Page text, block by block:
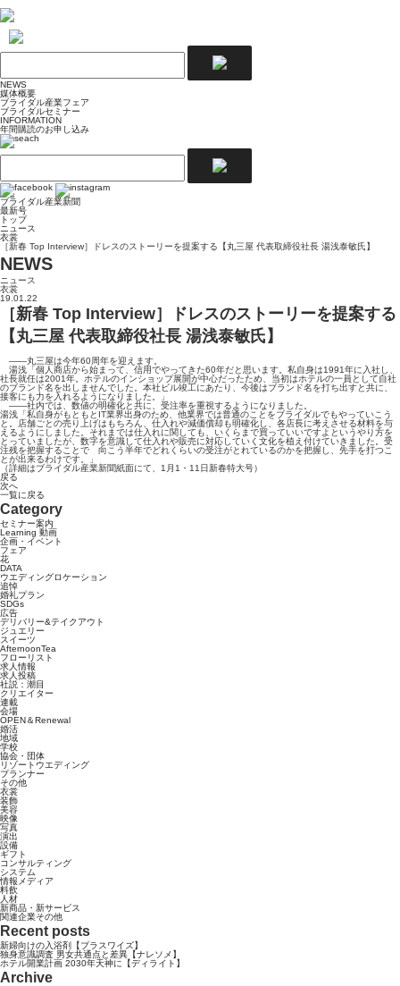
NEWS
媒体概要
ブライダル産業フェア
ブライダルセミナー
INFORMATION
年間購読のお申し込み
ブライダル産業新聞
最新号
トップ
ニュース
衣裳
［新春 Top Interview］ドレスのストーリーを提案する【丸三屋 代表取締役社長 湯浅泰敏氏】
NEWS
ニュース
衣裳
19.01.22
［新春 Top Interview］ドレスのストーリーを提案する
【丸三屋 代表取締役社長 湯浅泰敏氏】
――丸三屋は今年60周年を迎えます。
湯浅「個人商店から始まって、信用でやってきた60年だと思います。私自身は1991年に入社し、
社長就任は2001年。ホテルのインショップ展開が中心だったため、当初はホテルの一員として自社
のブランド名を出しませんでした。本社ビル竣工にあたり、今後はブランド名を打ち出すと共に、
接客にも力を入れるようになりました。」
――社内では、数値の明確化と共に、受注率を重視するようになりました。
湯浅「私自身がもともとIT業界出身のため、他業界では普通のことをブライダルでもやっていこう
と。店舗ごとの売り上げはもちろん、仕入れや減価償却も明確化し、各店長に考えさせる材料を与
えるようにしました。それまでは仕入れに関しても、いくらまで買っていいですよというやり方を
とっていましたが、数字を意識して仕入れや販売に対応していく文化を植え付けていきました。受
注残を把握することで 向こう半年でどれくらいの受注がとれているのかを把握し、先手を打つこ
とが出来るわけです。」
（詳細はブライダル産業新聞紙面にて、1月1・11日新春特大号）
戻る
次へ
一覧に戻る
Category
セミナー案内
Learning 動画
企画・イベント
フェア
花
DATA
ウエディングロケーション
追悼
婚礼プラン
SDGs
広告
デリバリー&テイクアウト
ジュエリー
スイーツ
AfternoonTea
フローリスト
求人情報
求人投稿
社説：潮目
クリエイター
連載
会場
OPEN＆Renewal
婚活
地域
学校
協会・団体
リゾートウエディング
プランナー
その他
衣裳
装飾
美容
映像
写真
演出
設備
ギフト
コンサルティング
システム
情報メディア
料飲
人材
新商品・新サービス
関連企業その他
Recent posts
新婦向けの入浴剤【プラスワイズ】
独身意識調査 男女共通点と差異【ナレソメ】
ホテル開業計画 2030年天神に【ディライト】
Archive